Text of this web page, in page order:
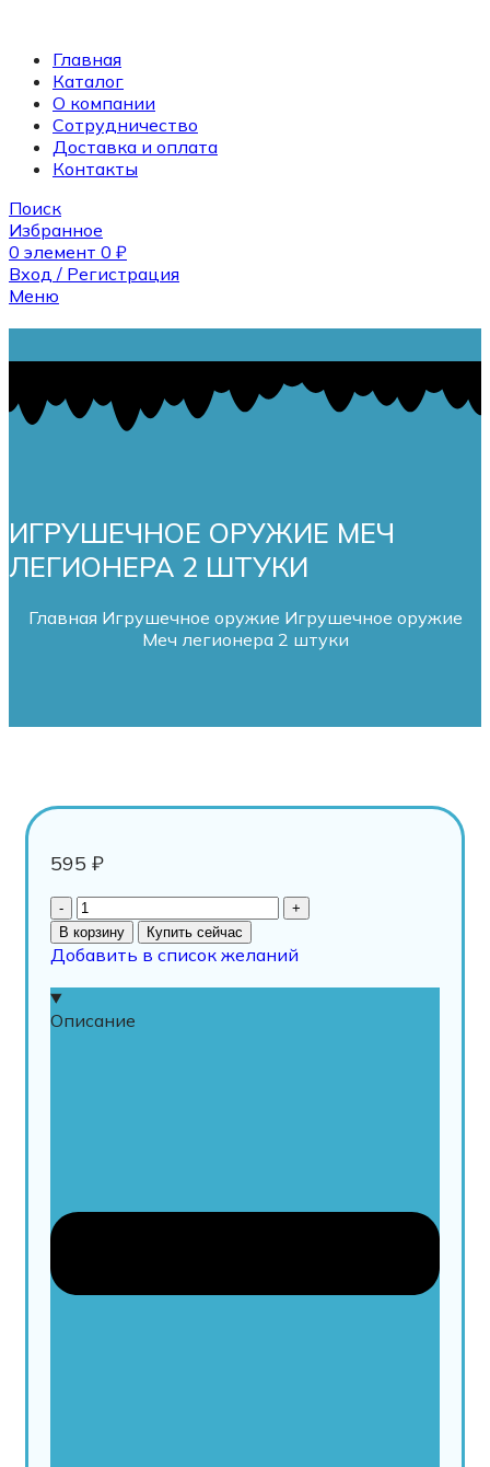
Главная
Каталог
О компании
Сотрудничество
Доставка и оплата
Контакты
Поиск
Избранное
0 элемент 0 ₽
Вход / Регистрация
Меню
0элемент 0₽
ИГРУШЕЧНОЕ ОРУЖИЕ МЕЧ
ЛЕГИОНЕРА 2 ШТУКИ
Главная Игрушечное оружие Игрушечное оружие
Меч легионера 2 штуки
595 ₽
В корзину Купить сейчас
Добавить в список желаний
Описание